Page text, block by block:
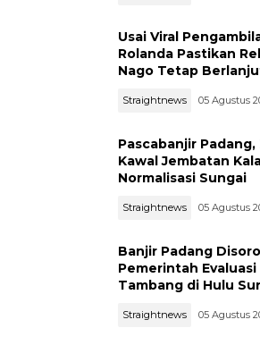
Usai Viral
Rolanda Pastikan
Nago Tetap
Straightnews 05 Agustus
Pascabanjir
Kawal Jembatan
Normalisasi Sungai
Straightnews 05 Agustus
Banjir Padang
Pemerintah
Tambang di Hulu
Straightnews 05 Agustus